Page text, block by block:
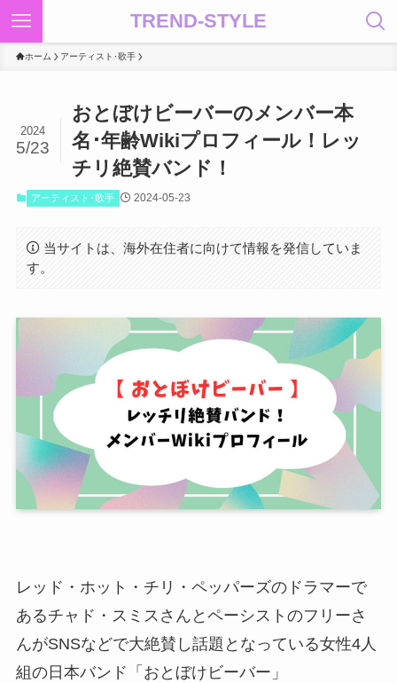
TREND-STYLE
ホーム アーティスト･歌手
おとぼけビーバーのメンバー本
名･年齢Wikiプロフィール！レッ
チリ絶賛バンド！
2024
5/23
アーティスト･歌手 2024-05-23
当サイトは、海外在住者に向けて情報を発信していま
す。
レッド・ホット・チリ・ペッパーズのドラマーで
あるチャド・スミスさんとペーシストのフリーさ
んがSNSなどで大絶賛し話題となっている女性4人
組の日本バンド「おとぼけビーバー」